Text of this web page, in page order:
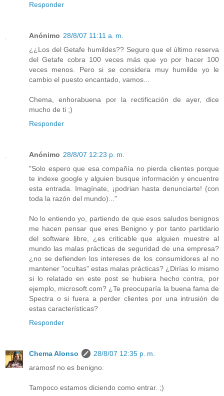
Responder
Anónimo 28/8/07 11:11 a. m.
¿¿Los del Getafe humildes?? Seguro que el último reserva
del Getafe cobra 100 veces más que yo por hacer 100
veces menos. Pero si se considera muy humilde yo le
cambio el puesto encantado, vamos...
Chema, enhorabuena por la rectificación de ayer, dice
mucho de ti ;)
Responder
Anónimo 28/8/07 12:23 p. m.
"Solo espero que esa compañía no pierda clientes porque
te indexe google y alguien busque información y encuentre
esta entrada. Imagínate, ¡podrian hasta denunciarte! (con
toda la razón del mundo)..."
No lo entiendo yo, partiendo de que esos saludos benignos
me hacen pensar que eres Benigno y por tanto partidario
del software libre, ¿es criticable que alguien muestre al
mundo las malas prácticas de seguridad de una empresa?
¿no se defienden los intereses de los consumidores al no
mantener "ocultas" estas malas prácticas? ¿Dirías lo mismo
si lo relatado en este post se hubiera hecho contra, por
ejemplo, microsoft.com? ¿Te preocuparía la buena fama de
Spectra o si fuera a perder clientes por una intrusión de
estas características?
Responder
Chema Alonso
28/8/07 12:35 p. m.
aramosf no es benigno.
Tampoco estamos diciendo como entrar. ;)